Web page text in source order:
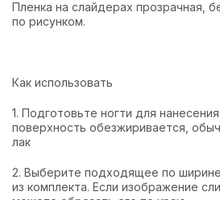
Пленка на слайдерах прозрачная,
по рисунком.
Как использовать
1. Подготовьте ногти для
поверхность обезжиривается,
лак
2. Выберите подходящее по
из комплекта. Если изображение